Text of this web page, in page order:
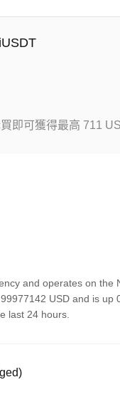
即可獲得最高 711
and operates on
USD and is
last 24 hours.